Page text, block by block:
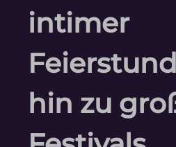
intimer
hin zu